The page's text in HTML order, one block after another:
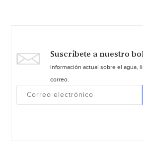
Suscríbete a nuestro
Información actual sobre el agua,
correo.